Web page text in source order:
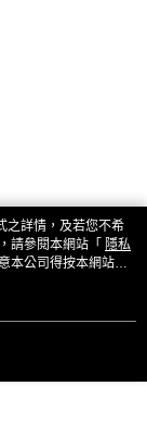
之詳情，及若您不希
請參閱本網站「 隱私
本公司得按本網站使